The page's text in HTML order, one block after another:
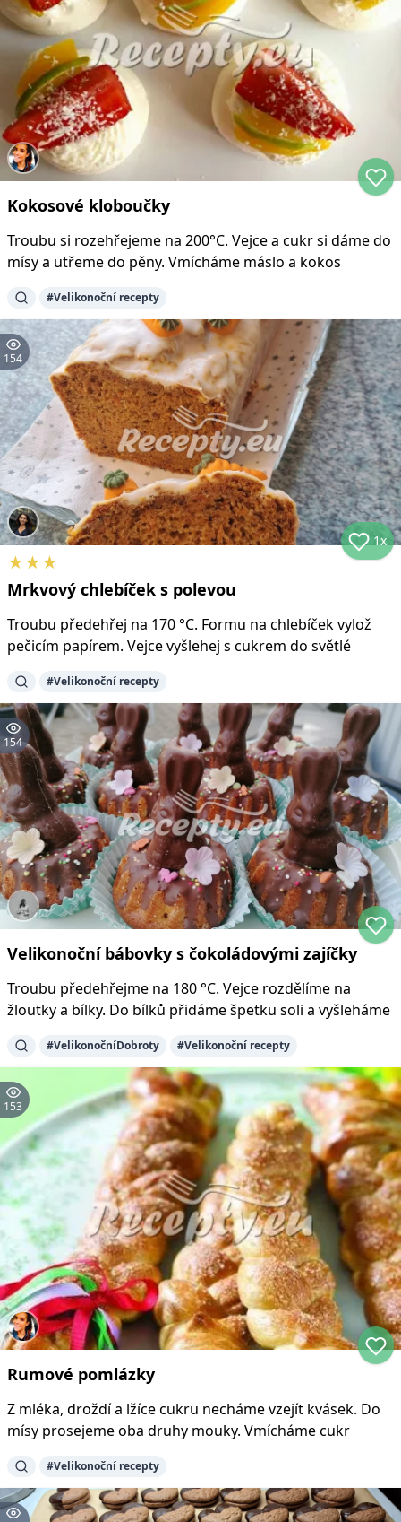
Kokosové kloboučky
Troubu si rozehřejeme na 200°C. Vejce a cukr si dáme do
mísy a utřeme do pěny. Vmícháme máslo a kokos
#Velikonoční recepty
154
1x
★★★
Mrkvový chlebíček s polevou
Troubu předehřej na 170 °C. Formu na chlebíček vylož
pečicím papírem. Vejce vyšlehej s cukrem do světlé
#Velikonoční recepty
154
Velikonoční bábovky s čokoládovými zajíčky
Troubu předehřejme na 180 °C. Vejce rozdělíme na
žloutky a bílky. Do bílků přidáme špetku soli a vyšleháme
#VelikonočníDobroty #Velikonoční recepty
153
Rumové pomlázky
Z mléka, droždí a lžíce cukru necháme vzejít kvásek. Do
mísy prosejeme oba druhy mouky. Vmícháme cukr
#Velikonoční recepty